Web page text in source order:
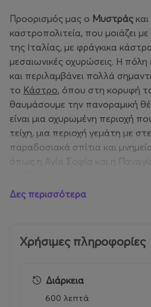
Προορισμός μας ο Μυστράς
καστροπολιτεία, που μοιάζει
της Ιταλίας, με φράγκικα
μεσαιωνικές οχυρώσεις. Η πόλη
και περιλαμβάνει πολλά
το Κάστρο, όπου στη κορυφή
θαυμάσουμε την πανοραμική
είναι μια οχυρωμένη περιοχή
τείχη, μια περιοχή γεμάτη με
παραδοσιακά σπίτια και
όπως η Αγία Σοφία και η
ιστορική σημασία, το
ζωή και της τέχνη της
της πόλης. Το κάστρο
Το κάστρο του Μυστρά είναι
Δες περισσότερα
Χρήσιμες πληροφορίες
Διάρκεια
600 λεπτά